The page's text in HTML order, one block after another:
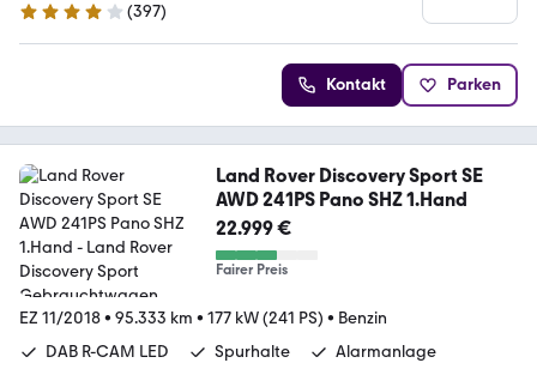
3.8 Sterne
(397)
Kontakt Parken
Land Rover Discovery Sport SE
AWD 241PS Pano SHZ 1.Hand
22.999 €
Fairer Preis
EZ 11/2018• 95.333 km • 177 kW (241 PS) • Benzin
DAB R-CAM LED
Spurhalte Alarmanlage